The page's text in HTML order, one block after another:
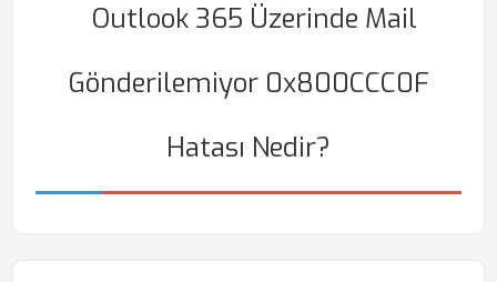
Outlook 365 Üzerinde Mail
Gönderilemiyor 0x800CCC0F
Hatası Nedir?